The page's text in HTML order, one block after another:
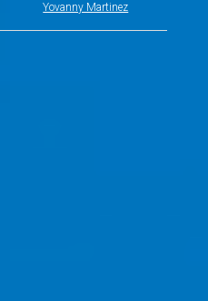
Yovanny Martinez